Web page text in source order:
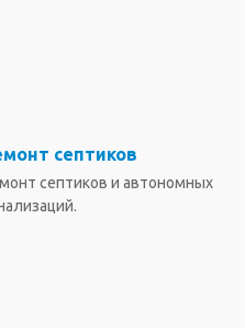
септиков
септиков и автономных